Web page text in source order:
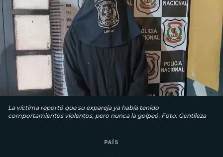
La víctima reportó que su expareja ya había tenido
comportamientos violentos, pero nunca la golpeó. Foto: Gentileza
PAÍS